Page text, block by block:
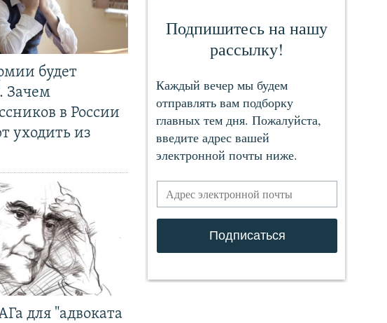
будет
Зачем
в России
уходить из
для "адвоката